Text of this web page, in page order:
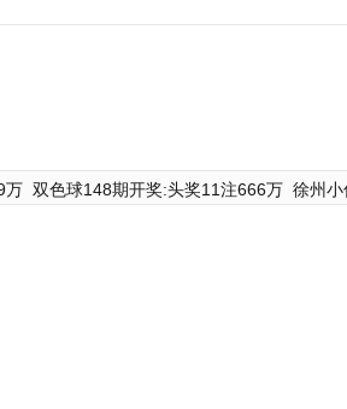
万 双色球148期开奖:头奖11注666万 徐州